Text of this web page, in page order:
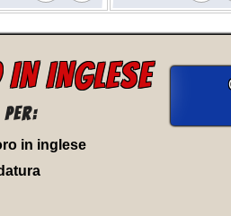
IN INGLESE
in inglese